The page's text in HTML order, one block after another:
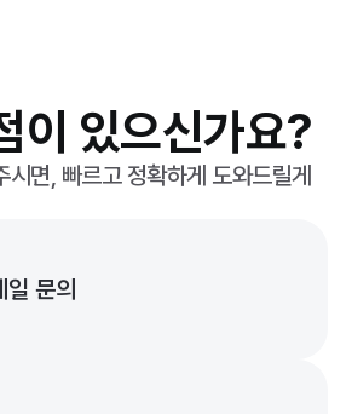
이 있으신가요?
시면, 빠르고 정확하게 도와드릴게
일 문의